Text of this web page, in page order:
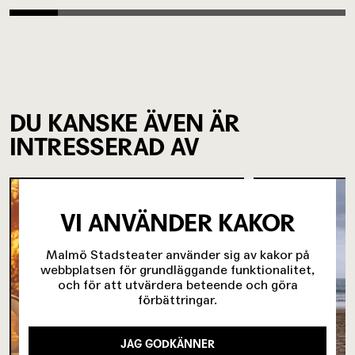
DU KANSKE ÄVEN ÄR
INTRESSERAD AV
VI ANVÄNDER KAKOR
Malmö Stadsteater använder sig av kakor på
webbplatsen för grundläggande funktionalitet,
och för att utvärdera beteende och göra
förbättringar.
JAG GODKÄNNER